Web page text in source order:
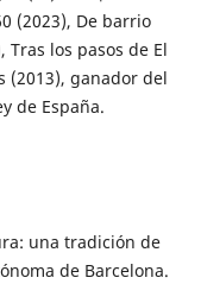
(2023), De barrio
Tras los pasos de El
(2013), ganador del
de España.
una tradición de
de Barcelona.